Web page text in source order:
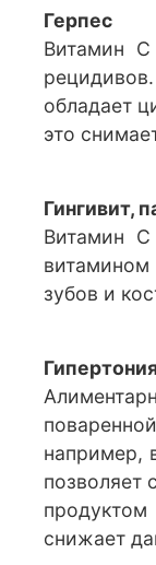
Герпес
Витамин С
обладает
это
Гингивит,
Витамин С
витамином
зубов и
например,
позволяет
снижает